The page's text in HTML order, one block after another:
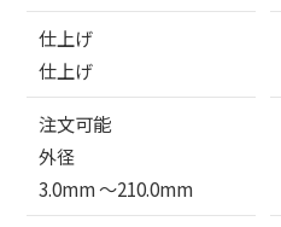
仕上げ
仕上げ
注文可能
外径
3.0mm 〜210.0mm